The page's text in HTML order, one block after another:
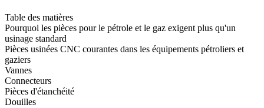
Table des matières
Pourquoi les pièces pour le pétrole et le gaz exigent plus qu'un
usinage standard
Pièces usinées CNC courantes dans les équipements pétroliers et
gaziers
Vannes
Connecteurs
Pièces d'étanchéité
Douilles